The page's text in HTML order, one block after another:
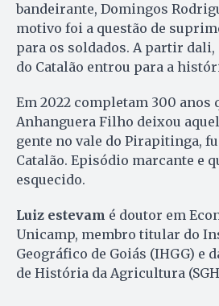
bandeirante, Domingos
motivo foi a questão de
para os soldados. A partir
do Catalão entrou para a
Em 2022 completam 300 anos
Anhanguera Filho deixou
gente no vale do Pirapitinga,
Catalão. Episódio marcante e
esquecido.
Luiz estevam é doutor em
Unicamp, membro titular do
Geográfico de Goiás (IHGG) e
de História da Agricultura